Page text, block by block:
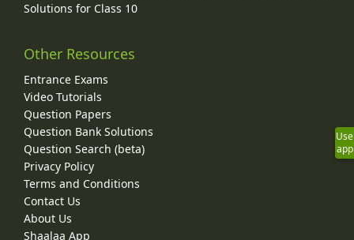
Solutions for Class 10
Other Resources
Entrance Exams
Video Tutorials
Question Papers
Question Bank Solutions
Question Search (beta)
Privacy Policy
Terms and Conditions
Contact Us
About Us
Shaalaa App
Use
app